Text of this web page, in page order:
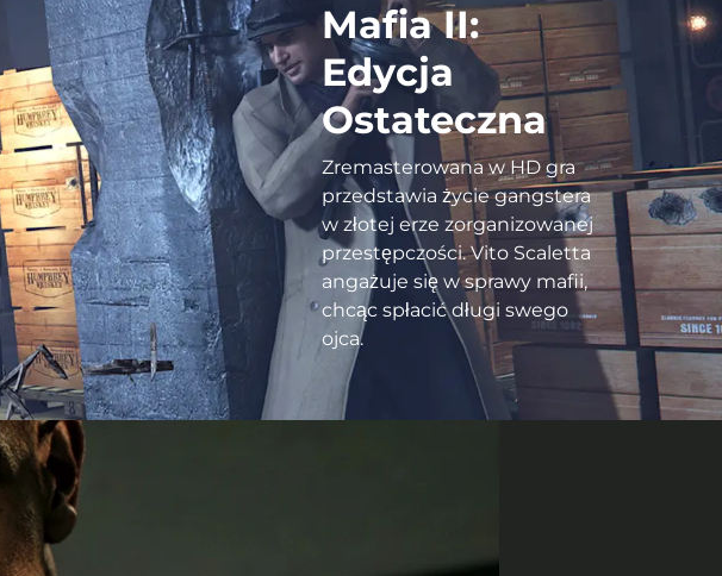
Mafia II:
Edycja
Ostateczna
Zremasterowana w HD gra
przedstawia życie gangstera
w złotej erze zorganizowanej
przestępczości. Vito Scaletta
angażuje się w sprawy mafii,
chcąc spłacić długi swego
ojca.